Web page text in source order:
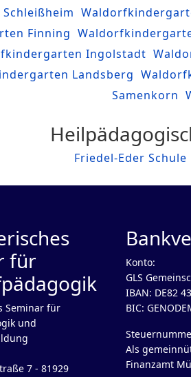
Finning
Ingolstadt
Landsberg
Samenkorn
Friedel-Eder
für
Seminar für
und
7 - 81929
Konto:
GLS
IBAN: DE82
BIC:
Als
Finanzamt